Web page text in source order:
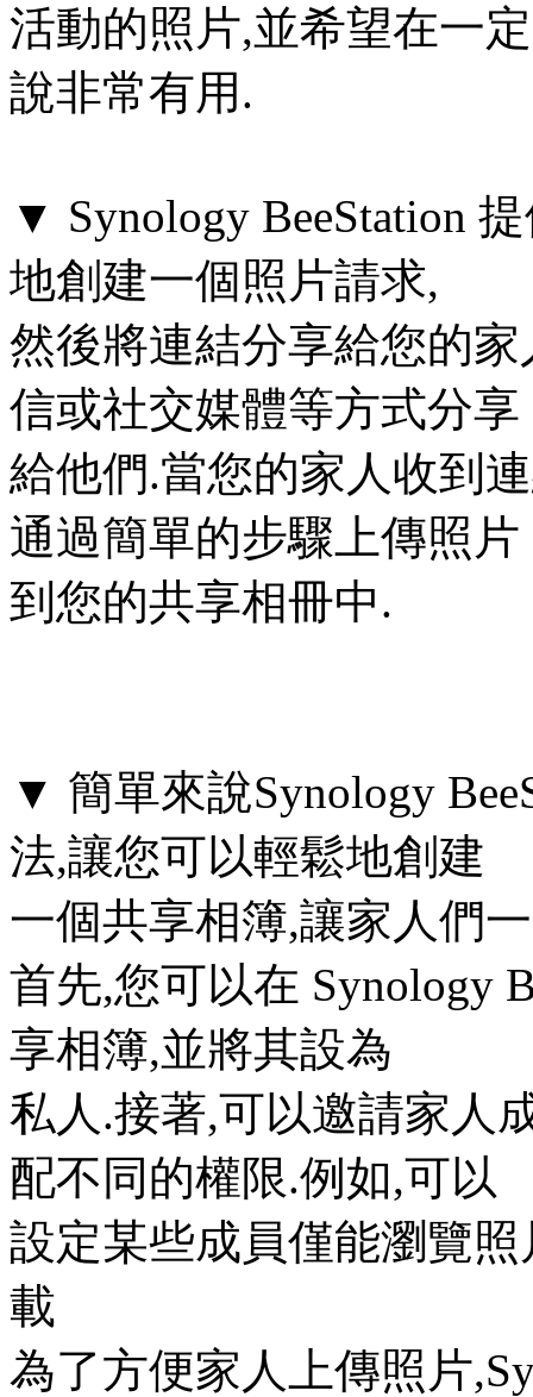
活動的照片,並希望在一
說非常有用.
▼ Synology BeeStation
地創建一個照片請求,
然後將連結分享給您的
信或社交媒體等方式分享
給他們.當您的家人收到
通過簡單的步驟上傳照片
到您的共享相冊中.
▼ 簡單來說Synology
法,讓您可以輕鬆地創建
一個共享相簿,讓家人們
首先,您可以在 Synology
享相簿,並將其設為
私人.接著,可以邀請家人
配不同的權限.例如,可以
設定某些成員僅能瀏覽
載
為了方便家人上傳照片